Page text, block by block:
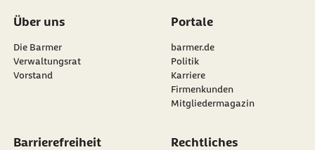
Über uns
Die Barmer
Verwaltungsrat
Vorstand
Portale
barmer.de
Politik
Karriere
Firmenkunden
Mitgliedermagazin
Barrierefreiheit Rechtliches